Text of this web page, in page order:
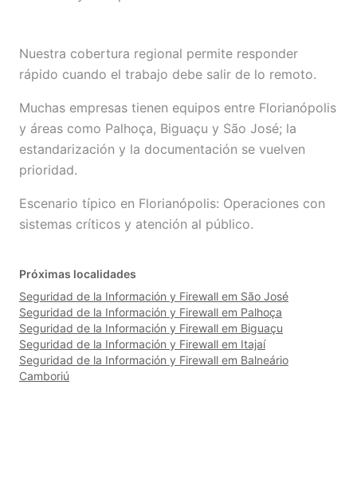
Nuestra cobertura regional permite responder
rápido cuando el trabajo debe salir de lo remoto.
Muchas empresas tienen equipos entre Florianópolis
y áreas como Palhoça, Biguaçu y São José; la
estandarización y la documentación se vuelven
prioridad.
Escenario típico en Florianópolis: Operaciones con
sistemas críticos y atención al público.
Próximas localidades
Seguridad de la Información y Firewall em São José
Seguridad de la Información y Firewall em Palhoça
Seguridad de la Información y Firewall em Biguaçu
Seguridad de la Información y Firewall em Itajaí
Seguridad de la Información y Firewall em Balneário
Camboriú